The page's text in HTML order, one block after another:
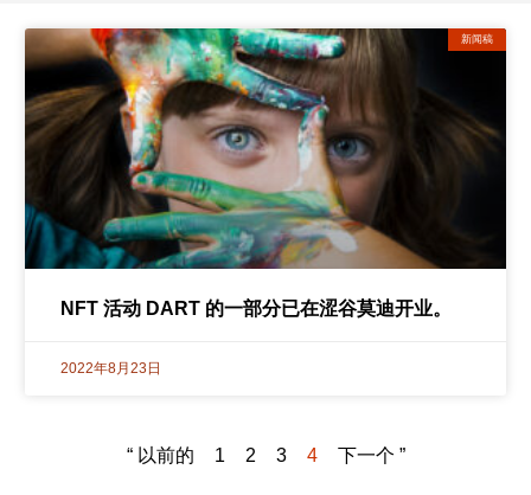
新闻稿
NFT 活动 DART 的一部分已在涩谷莫迪开业。
2022年8月23日
“ 以前的 1 2 3 4 下一个 ”